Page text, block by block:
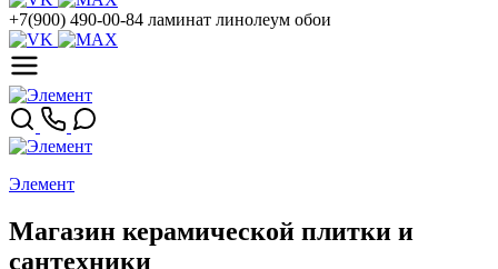
+7(900) 490-00-84 ламинат линолеум обои
Элемент
Магазин керамической плитки и
сантехники